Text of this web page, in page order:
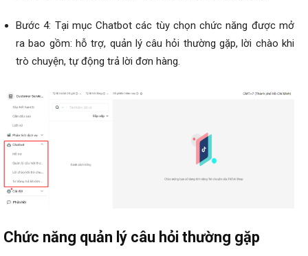
Bước 4: Tại mục Chatbot các tùy chọn chức năng được mở
ra bao gồm: hỗ trợ, quản lý câu hỏi thường gặp, lời chào khi
trò chuyện, tự động trả lời đơn hàng.
Chức năng quản lý câu hỏi thường gặp